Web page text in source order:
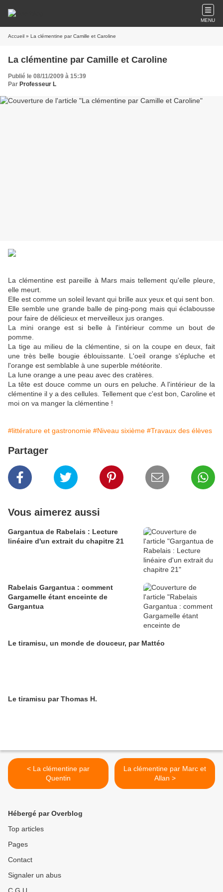
MENU
Accueil » La clémentine par Camille et Caroline
La clémentine par Camille et Caroline
Publié le 08/11/2009 à 15:39
Par Professeur L
La clémentine est pareille à Mars mais tellement qu'elle pleure,
elle meurt.
Elle est comme un soleil levant qui brille aux yeux et qui sent bon.
Elle semble une grande balle de ping-pong mais qui éclabousse
pour faire de délicieux et merveilleux jus oranges.
La mini orange est si belle à l'intérieur comme un bout de
pomme.
La tige au milieu de la clémentine, si on la coupe en deux, fait
une très belle bougie éblouissante. L'oeil orange s'épluche et
l'orange est semblable à une superble météorite.
La lune orange a une peau avec des cratères.
La tête est douce comme un ours en peluche. A l'intérieur de la
clémentine il y a des cellules. Tellement que c'est bon, Caroline et
moi on va manger la clémentine !
#littérature et gastronomie #Niveau sixième #Travaux des élèves
Partager
Vous aimerez aussi
Gargantua de Rabelais : Lecture
linéaire d'un extrait du chapitre 21
Rabelais Gargantua : comment
Gargamelle étant enceinte de
Gargantua
Le tiramisu, un monde de douceur, par Mattéo
Le tiramisu par Thomas H.
< La clémentine par
Quentin
La clémentine par Marc et
Allan >
Hébergé par Overblog
Top articles
Pages
Contact
Signaler un abus